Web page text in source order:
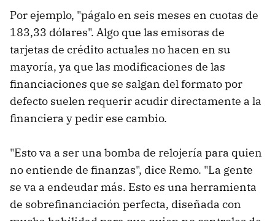
Por ejemplo, "págalo en seis meses en cuotas de
183,33 dólares". Algo que las emisoras de
tarjetas de crédito actuales no hacen en su
mayoría, ya que las modificaciones de las
financiaciones que se salgan del formato por
defecto suelen requerir acudir directamente a la
financiera y pedir ese cambio.
"Esto va a ser una bomba de relojería para quien
no entiende de finanzas", dice Remo. "La gente
se va a endeudar más. Esto es una herramienta
de sobrefinanciación perfecta, diseñada con